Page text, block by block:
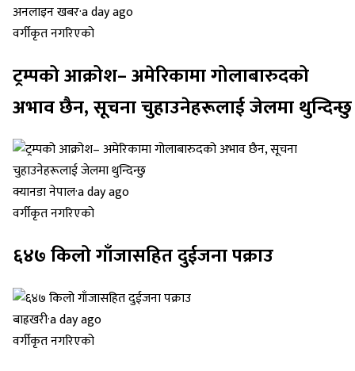
अनलाइन खबर·a day ago
वर्गीकृत नगरिएको
ट्रम्पको आक्रोश– अमेरिकामा गोलाबारुदको
अभाव छैन, सूचना चुहाउनेहरूलाई जेलमा थुन्दिन्छु
क्यानडा नेपाल·a day ago
वर्गीकृत नगरिएको
६४७ किलो गाँजासहित दुईजना पक्राउ
बाह्रखरी·a day ago
वर्गीकृत नगरिएको